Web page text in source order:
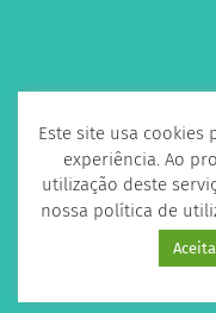
Receba
e-mail!
Siga-nos nas
Todos os direitos
Este site usa cookies
experiência. Ao
utilização deste
nossa política de